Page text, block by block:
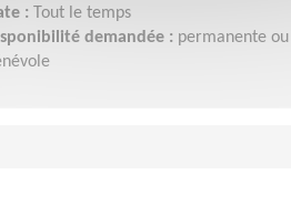
:
Tout le temps
demandée : permanente